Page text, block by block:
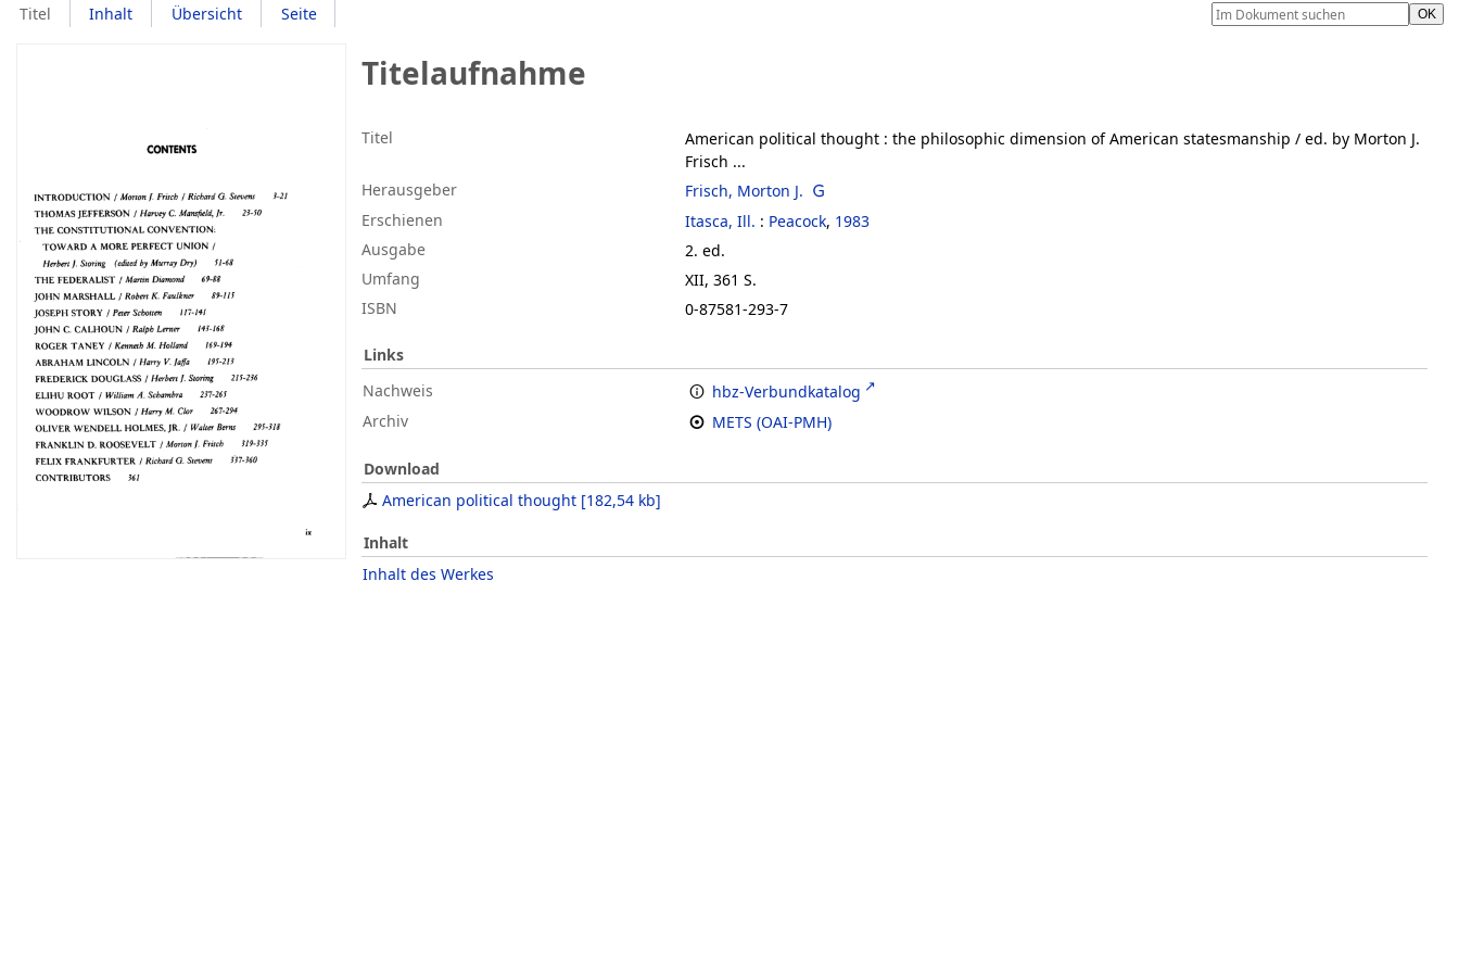
Titel Inhalt Übersicht Seite
Titelaufnahme
Titel American political thought : the philosophic dimension of American statesmanship / ed. by Morton J.
Frisch ...
Herausgeber
Frisch, Morton J.
Erschienen
Itasca, Ill. : Peacock, 1983
Ausgabe
2. ed.
Umfang
XII, 361 S.
ISBN
0-87581-293-7
Links
Nachweis
hbz-Verbundkatalog
Archiv
METS (OAI-PMH)
Download
American political thought [182,54 kb]
Inhalt
Inhalt des Werkes